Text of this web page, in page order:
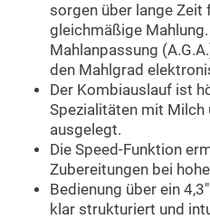
sorgen über lange Zeit
gleichmäßige
Mahlanpassung
den Mahlgrad
Der Kombiauslauf ist
Spezialitäten mit Milch
ausgelegt.
Die Speed-Funktion
Zubereitungen bei
Bedienung über ein
klar strukturiert und